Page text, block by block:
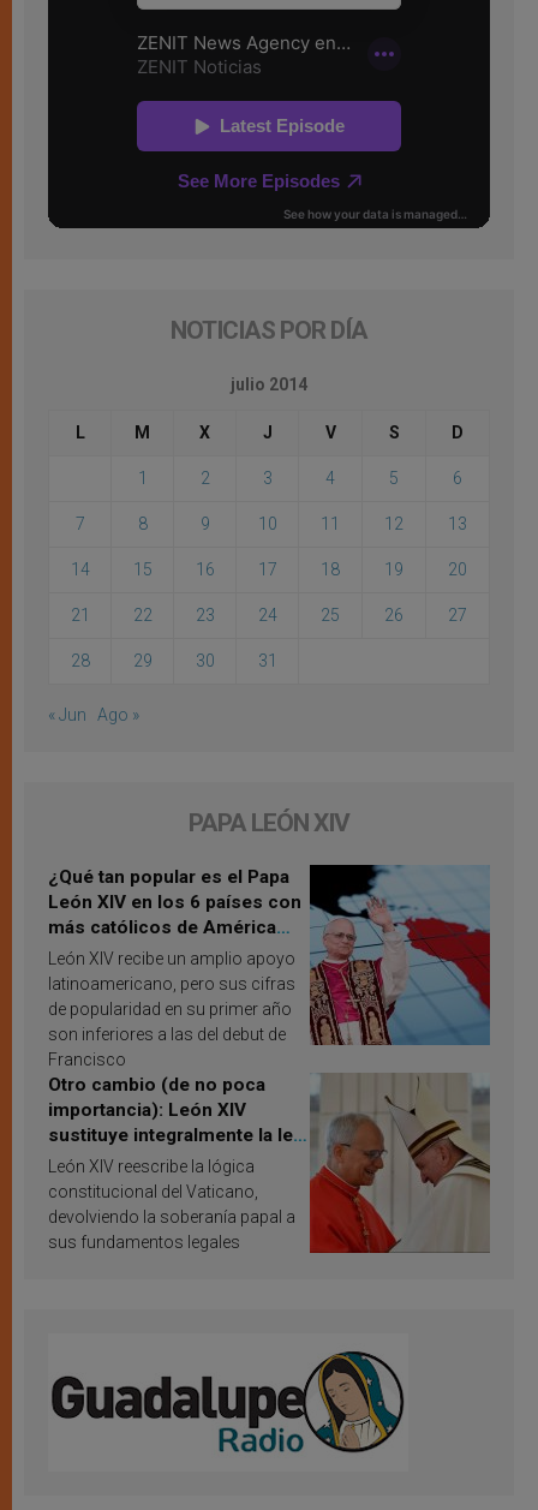
NOTICIAS POR DÍA
julio 2014
L M X J V S D
1 2 3 4 5 6
7 8 9 10 11 12 13
14 15 16 17 18 19 20
21 22 23 24 25 26 27
28 29 30 31
« Jun Ago »
PAPA LEÓN XIV
¿Qué tan popular es el Papa
León XIV en los 6 países con
más católicos de América
Latina en 2026? Publican
resultados de investigación
León XIV recibe un amplio apoyo
latinoamericano, pero sus cifras
de popularidad en su primer año
son inferiores a las del debut de
Francisco
Otro cambio (de no poca
importancia): León XIV
sustituye integralmente la ley
vaticana de Papa Francisco
León XIV reescribe la lógica
constitucional del Vaticano,
devolviendo la soberanía papal a
sus fundamentos legales